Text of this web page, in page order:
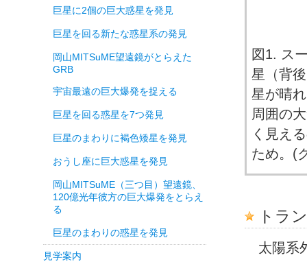
図1. ス
星（背
星が晴
周囲の
く見え
ため。(
トラ
太陽系
巨星に2個の巨大惑星を発見
巨星を回る新たな惑星系の発見
岡山MITSuME望遠鏡がとらえた
GRB
宇宙最遠の巨大爆発を捉える
巨星を回る惑星を7つ発見
巨星のまわりに褐色矮星を発見
おうし座に巨大惑星を発見
岡山MITSuME（三つ目）望遠鏡、
120億光年彼方の巨大爆発をとらえ
る
巨星のまわりの惑星を発見
見学案内